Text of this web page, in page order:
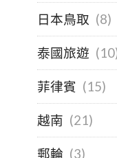
日本鳥取 (8)
泰國旅遊
菲律賓 (15)
越南 (21)
郵輪 (3)